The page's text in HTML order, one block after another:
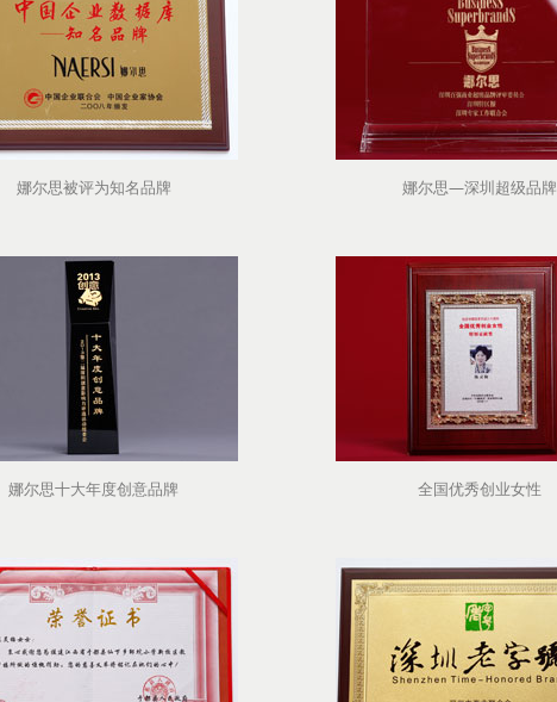
娜尔思被评为知名品牌 娜尔思—深圳超级品牌
娜尔思十大年度创意品牌 全国优秀创业女性